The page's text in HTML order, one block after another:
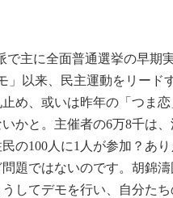
で主に全面普通選挙の早期
」以来、民主運動を リード
め、或いは昨年の「つま恋
かと。主催者の6万8千は
の100人に1人が参加？あり
題ではないのです。胡錦
してデモを行い、自分た